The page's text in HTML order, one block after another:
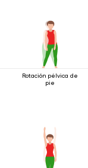
Rotación pélvica de
pie